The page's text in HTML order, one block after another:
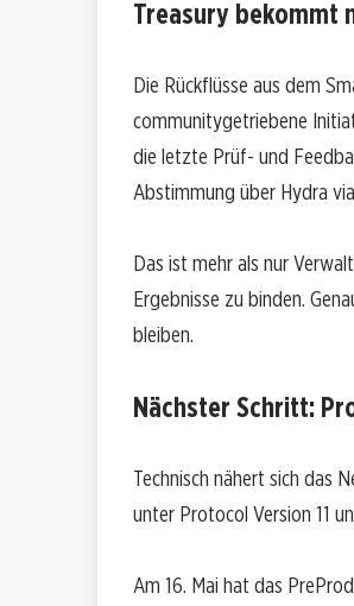
Treasury bekommt
Die Rückflüsse aus dem
communitygetriebene
die letzte Prüf- und
Abstimmung über Hydra
Das ist mehr als nur
Ergebnisse zu binden.
bleiben.
Nächster Schritt:
Technisch nähert sich das
unter Protocol Version 11
Am 16. Mai hat das